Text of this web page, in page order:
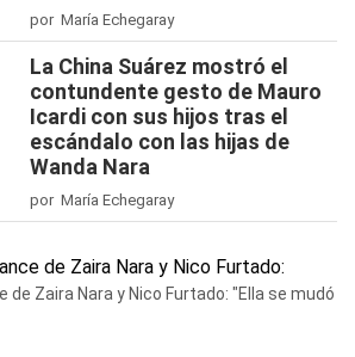
por María Echegaray
La China Suárez mostró el
contundente gesto de Mauro
Icardi con sus hijos tras el
escándalo con las hijas de
Wanda Nara
por María Echegaray
de Zaira Nara y Nico Furtado: "Ella se mudó